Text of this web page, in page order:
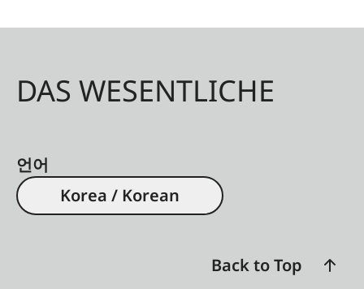
DAS WESENTLICHE
언어
Korea / Korean
Back to Top